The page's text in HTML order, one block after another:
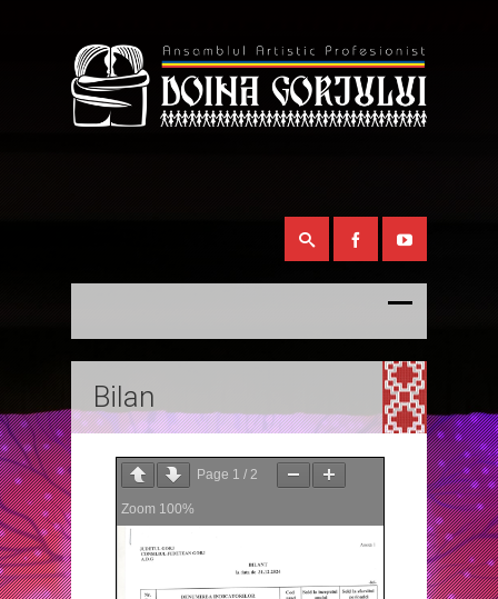
Bilan
Page 1 / 2
Zoom 100%